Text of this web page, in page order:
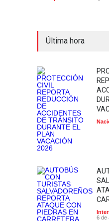
Última hora
6 de